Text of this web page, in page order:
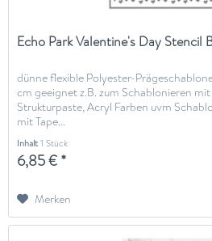
Echo Park Valentine's Day Stencil
dünne flexible Polyester-
cm geeignet z.B. zum Schablonieren
Strukturpaste, Acryl Farben uvm
mit Tape...
Inhalt1 Stück
6,85 € *
Merken